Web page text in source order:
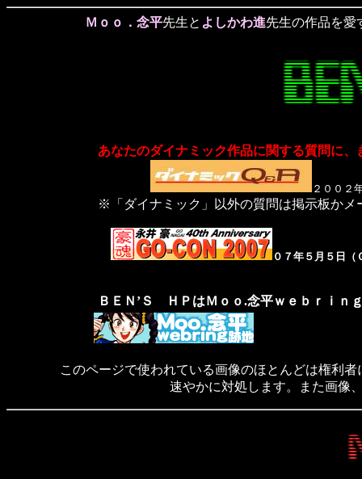
Ｍｏｏ．念平先生と よしかわ進先生の作品を愛
あなたのダイナミック作品に関する質問に
２００２
※「ダイナミック」以外の質問は掲示板かメ
０７年５月５日（
ＢＥＮ’Ｓ ＨＰはＭｏｏ.念平ｗｅｂｒｉｎ
このページで使われている画像のほとんどは権利
速やかに対処します。また画像